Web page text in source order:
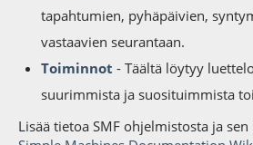
tapahtumien, pyhäpäivien,
vastaavien seurantaan.
Toiminnot - Täältä löytyy
suurimmista ja suosituimmista
Lisää tietoa SMF ohjelmistosta ja